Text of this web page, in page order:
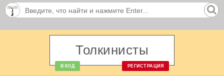
Толкинисты
ВХОД РЕГИСТРАЦИЯ